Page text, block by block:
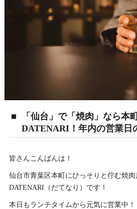
「仙台」で「焼肉」なら本
DATENARI！年内の営業日
皆さんこんばんは！
仙台市青葉区本町にひっそりと佇む焼
DATENARI（だてなり）です！
本日もランチタイムから元気に営業中！